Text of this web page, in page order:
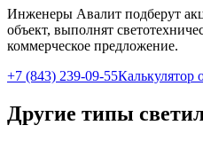
Инженеры Авалит подберут
объект, выполнят
коммерческое предложение.
+7 (843) 239-09-55Калькулятор
Другие типы